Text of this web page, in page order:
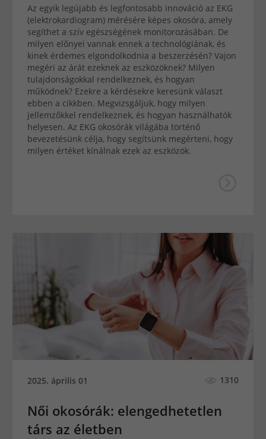
Az egyik legújabb és legfontosabb innováció az EKG
(elektrokardiogram) mérésére képes okosóra, amely
segíthet a szív egészségének monitorozásában. De
milyen előnyei vannak ennek a technológiának, és
kinek érdemes elgondolkodnia a beszerzésén? Vajon
megéri az árát ezeknek az eszközöknek? Milyen
tulajdonságokkal rendelkeznek, és hogyan
működnek? Ezekre a kérdésekre keresünk választ
ebben a cikkben. Megvizsgáljuk, hogy milyen
jellemzőkkel rendelkeznek, és hogyan használhatók
helyesen. Az EKG okosórák világába történő
bevezetésünk célja, hogy segítsünk megérteni, hogy
milyen értéket kínálnak ezek az eszközök.
2025. április 01 1310
Női okosórák: elengedhetetlen
társ az életben